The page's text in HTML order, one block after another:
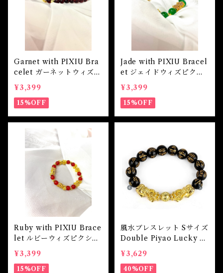
未 Sheep
酉 Rooster
戌 Dog
健康
スピリチュアル
幸運
Garnet with PIXIU Bra
celet ガーネットウィズピ
クシウブレスレット
¥3,399
15%OFF
Jade with PIXIU Bracel
et ジェイドウィズピクシ
ウブレスレット
¥3,399
15%OFF
Ruby with PIXIU Brace
let ルビーウィズピクシウ
ブレスレット
¥3,399
15%OFF
風水ブレスレット Sサイズ
Double Piyao Lucky W
ealth Bracelet
¥3,629
40%OFF